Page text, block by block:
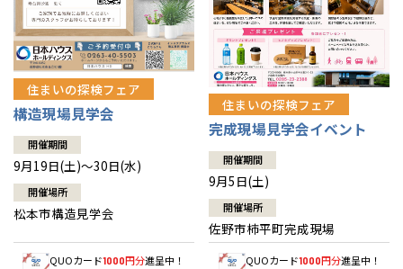
住まいの探検フェア
構造現場見学会
開催期間
9月19日(土)～30日(水)
開催場所
松本市構造見学会
QUOカード1000円分進呈中！
住まいの探検フェア
完成現場見学会イベント
開催期間
9月5日(土)
開催場所
佐野市柿平町完成現場
QUOカード1000円分進呈中！